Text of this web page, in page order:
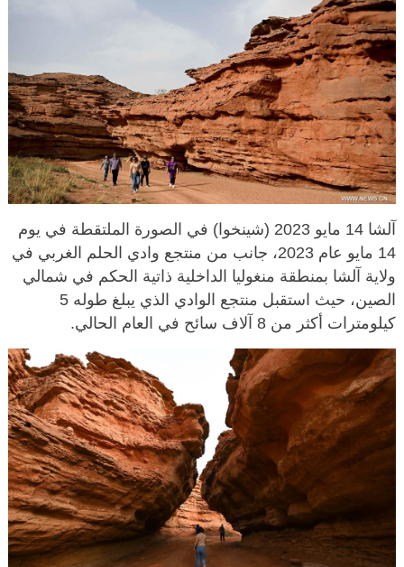
آلشا 14 مايو 2023 (شينخوا) في الصورة الملتقطة في يوم
14 مايو عام 2023، جانب من منتجع وادي الحلم الغربي في
ولاية آلشا بمنطقة منغوليا الداخلية ذاتية الحكم في شمالي
الصين، حيث استقبل منتجع الوادي الذي يبلغ طوله 5
كيلومترات أكثر من 8 آلاف سائح في العام الحالي.